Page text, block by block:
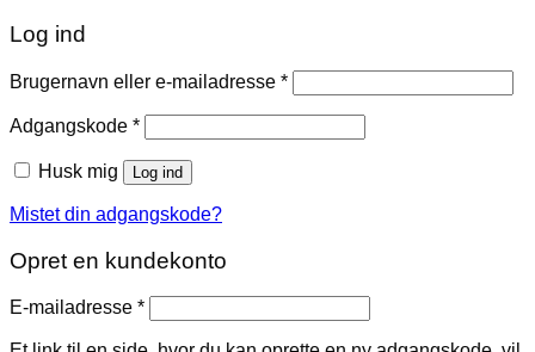
Log ind
Brugernavn eller e-mailadresse *Påkrævet
Adgangskode *Påkrævet
Husk mig Log ind
Mistet din adgangskode?
Opret en kundekonto
E-mailadresse *Påkrævet